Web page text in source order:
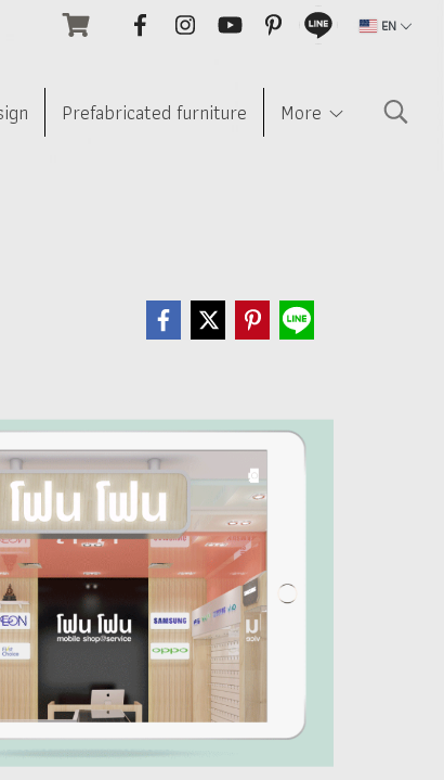
EN
Prefabricated furniture More